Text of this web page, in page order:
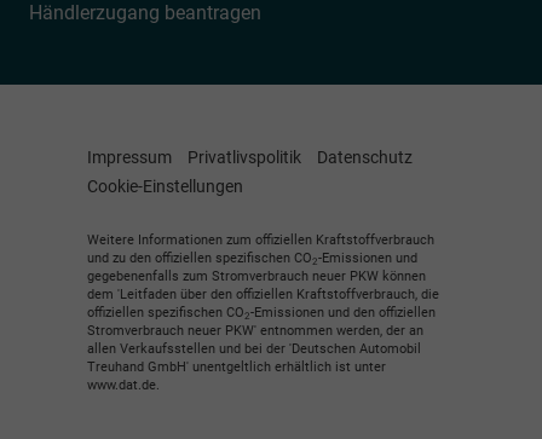
Händlerzugang beantragen
Impressum Privatlivspolitik
Datenschutz
Cookie-Einstellungen
Weitere Informationen zum offiziellen Kraftstoffverbrauch
und zu den offiziellen spezifischen CO2-Emissionen und
gegebenenfalls zum Stromverbrauch neuer PKW können
dem 'Leitfaden über den offiziellen Kraftstoffverbrauch, die
offiziellen spezifischen CO2-Emissionen und den offiziellen
Stromverbrauch neuer PKW' entnommen werden, der an
allen Verkaufsstellen und bei der 'Deutschen Automobil
Treuhand GmbH' unentgeltlich erhältlich ist unter
www.dat.de.